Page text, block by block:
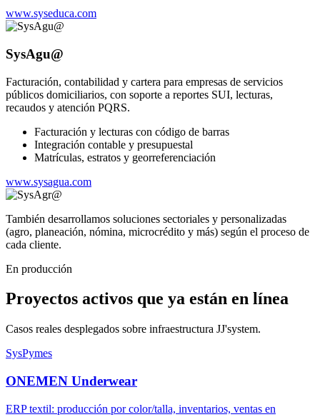
www.syseduca.com
SysAgu@
Facturación, contabilidad y cartera para empresas de servicios
públicos domiciliarios, con soporte a reportes SUI, lecturas,
recaudos y atención PQRS.
Facturación y lecturas con código de barras
Integración contable y presupuestal
Matrículas, estratos y georreferenciación
www.sysagua.com
También desarrollamos soluciones sectoriales y personalizadas
(agro, planeación, nómina, microcrédito y más) según el proceso de
cada cliente.
En producción
Proyectos activos que ya están en línea
Casos reales desplegados sobre infraestructura JJ'system.
SysPymes
ONEMEN Underwear
ERP textil: producción por color/talla, inventarios, ventas en